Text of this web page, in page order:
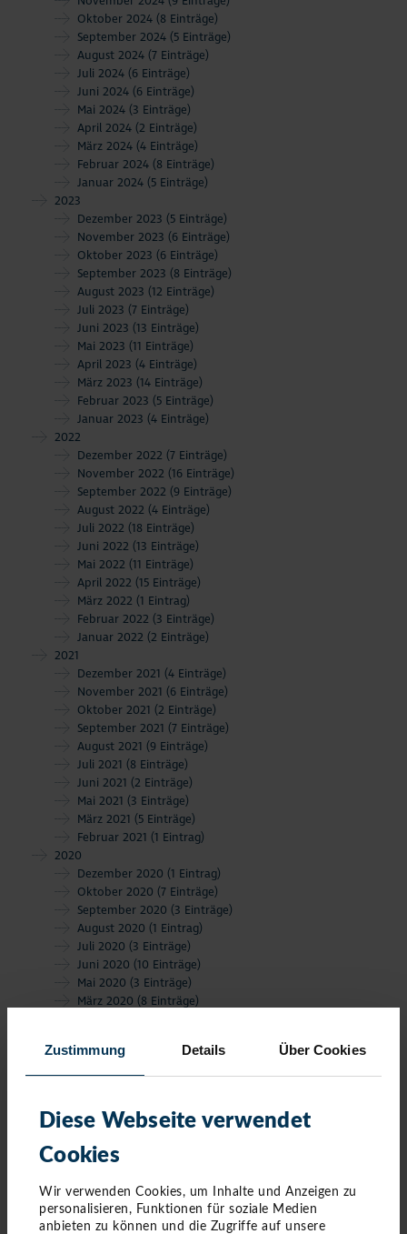
Zustimmung Details Über Cookies
Diese Webseite verwendet
Cookies
Wir verwenden Cookies, um Inhalte und Anzeigen zu
personalisieren, Funktionen für soziale Medien
anbieten zu können und die Zugriffe auf unsere
Oktober 2024 (8 Einträge)
September 2024 (5 Einträge)
August 2024 (7 Einträge)
Juli 2024 (6 Einträge)
Juni 2024 (6 Einträge)
Mai 2024 (3 Einträge)
April 2024 (2 Einträge)
März 2024 (4 Einträge)
Februar 2024 (8 Einträge)
Januar 2024 (5 Einträge)
2023
Dezember 2023 (5 Einträge)
November 2023 (6 Einträge)
Oktober 2023 (6 Einträge)
September 2023 (8 Einträge)
August 2023 (12 Einträge)
Juli 2023 (7 Einträge)
Juni 2023 (13 Einträge)
Mai 2023 (11 Einträge)
April 2023 (4 Einträge)
März 2023 (14 Einträge)
Februar 2023 (5 Einträge)
Januar 2023 (4 Einträge)
2022
Dezember 2022 (7 Einträge)
November 2022 (16 Einträge)
September 2022 (9 Einträge)
August 2022 (4 Einträge)
Juli 2022 (18 Einträge)
Juni 2022 (13 Einträge)
Mai 2022 (11 Einträge)
April 2022 (15 Einträge)
März 2022 (1 Eintrag)
Februar 2022 (3 Einträge)
Januar 2022 (2 Einträge)
2021
Dezember 2021 (4 Einträge)
November 2021 (6 Einträge)
Oktober 2021 (2 Einträge)
September 2021 (7 Einträge)
August 2021 (9 Einträge)
Juli 2021 (8 Einträge)
Juni 2021 (2 Einträge)
Mai 2021 (3 Einträge)
März 2021 (5 Einträge)
Februar 2021 (1 Eintrag)
2020
Dezember 2020 (1 Eintrag)
Oktober 2020 (7 Einträge)
September 2020 (3 Einträge)
August 2020 (1 Eintrag)
Juli 2020 (3 Einträge)
Juni 2020 (10 Einträge)
Mai 2020 (3 Einträge)
März 2020 (8 Einträge)